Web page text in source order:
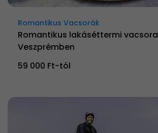
Romantikus Vacsorák
Romantikus lakáséttermi vacsora
Veszprémben
59 000 Ft-tól